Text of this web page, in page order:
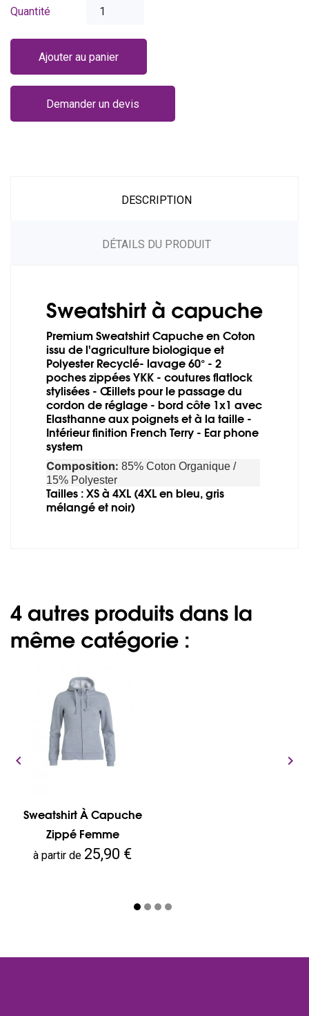
Quantité
Ajouter au panier
Demander un devis
DESCRIPTION
DÉTAILS DU PRODUIT
Sweatshirt à capuche
Premium Sweatshirt Capuche en Coton
issu de l'agriculture biologique et
Polyester Recyclé- lavage 60° - 2
poches zippées YKK - coutures flatlock
stylisées - Œillets pour le passage du
cordon de réglage - bord côte 1x1 avec
Elasthanne aux poignets et à la taille -
Intérieur finition French Terry - Ear phone
system
Composition: 85% Coton Organique /
15% Polyester
Tailles : XS à 4XL (4XL en bleu, gris
mélangé et noir)
4 autres produits dans la
même catégorie :
Sweatshirt À Capuche
Zippé Femme
Prix
à partir de 25,90 €
 